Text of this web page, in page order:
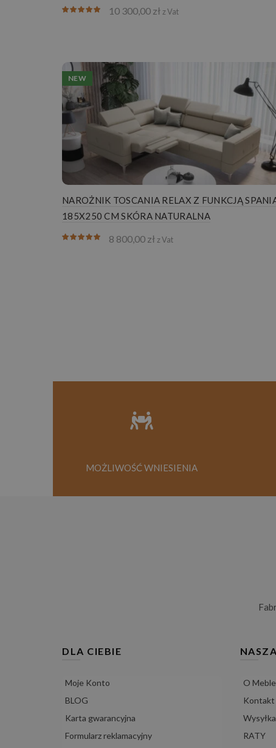
10 300,00 złz Vat
NEW
NAROŻNIK TOSCANIA RELAX Z FUNKCJĄ
185X250 CM SKÓRA NATURALNA
8 800,00 zł z Vat
MOŻLIWOŚĆ WNIESIENIA
DLA CIEBIE
Moje Konto
BLOG
Karta gwarancyjna
Formularz reklamacyjny
O
Kontakt
RATY